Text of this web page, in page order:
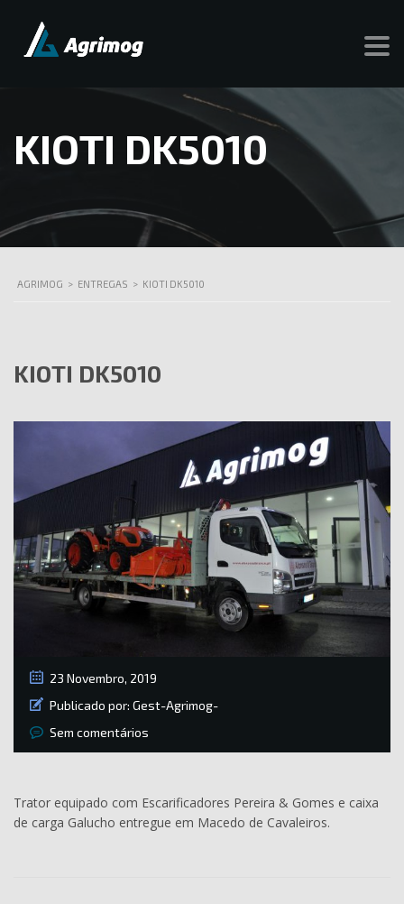
KIOTI DK5010
AGRIMOG > ENTREGAS > KIOTI DK5010
KIOTI DK5010
23 Novembro, 2019
Publicado por: Gest-Agrimog-
Sem comentários
Trator equipado com Escarificadores Pereira & Gomes e caixa
de carga Galucho entregue em Macedo de Cavaleiros.